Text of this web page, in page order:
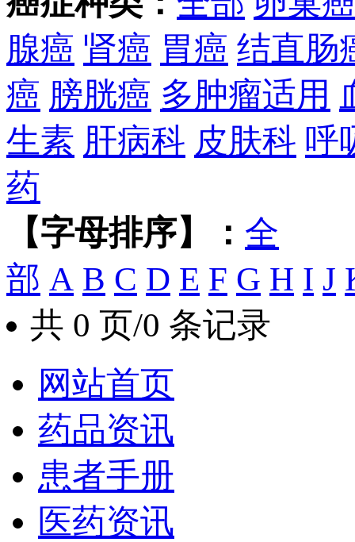
腺癌 肾癌 胃癌 结直肠
癌 膀胱癌 多肿瘤适用
生素 肝病科 皮肤科 呼
药
【字母排序】： 全
部 A B C D E F G H I J
共 0 页/0 条记录
网站首页
药品资讯
患者手册
医药资讯